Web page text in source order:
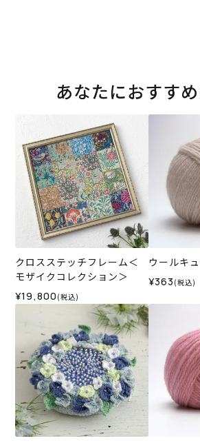
あなたにおすす
クロスステッチフレーム＜
モザイクコレクション＞
¥19,800 (税込)
ウールキ
¥363 (税込)